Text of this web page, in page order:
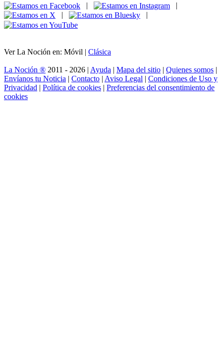
|
|
|
|
Ver La Noción en: Móvil | Clásica
La Noción ® 2011 - 2026 | Ayuda | Mapa del sitio | Quienes somos |
Envíanos tu Noticia | Contacto | Aviso Legal | Condiciones de Uso y
Privacidad | Política de cookies | Preferencias del consentimiento de
cookies